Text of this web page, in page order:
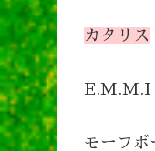
カタリス
E.M.M.I
モーフボ